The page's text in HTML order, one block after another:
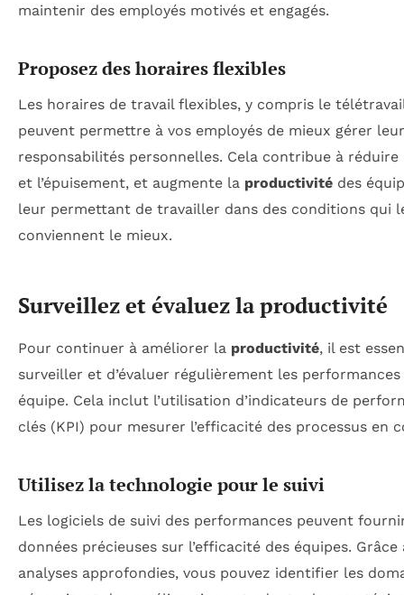
maintenir des employés motivés et engagés.
Proposez des horaires flexibles
Les horaires de travail flexibles, y compris le
peuvent permettre à vos employés de mieux gérer
responsabilités personnelles. Cela contribue à réduire
et l’épuisement, et augmente la productivité des
leur permettant de travailler dans des conditions qui
conviennent le mieux.
Surveillez et évaluez la productivité
Pour continuer à améliorer la productivité, il est
surveiller et d’évaluer régulièrement les
équipe. Cela inclut l’utilisation d’indicateurs de
clés (KPI) pour mesurer l’efficacité des processus en
Utilisez la technologie pour le suivi
Les logiciels de suivi des performances peuvent
données précieuses sur l’efficacité des équipes. Grâce
analyses approfondies, vous pouvez identifier les